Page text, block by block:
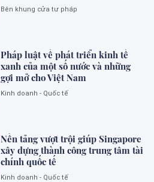
Bên khung cửa tư pháp
Pháp luật về phát triển kinh tế
xanh của một số nước và những
gợi mở cho Việt Nam
Kinh doanh - Quốc tế
Nền tảng vượt trội giúp Singapore
xây dựng thành công trung tâm tài
chính quốc tế
Kinh doanh - Quốc tế